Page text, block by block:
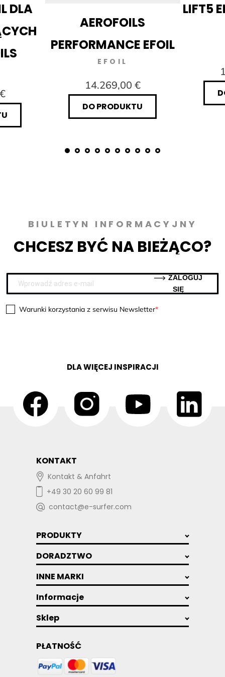
DLA
AEROFOILS
PERFORMANCE EFOIL
EFOIL
14.269,00 €
DO PRODUKTU
LIFT5
BIULETYN INFORMACYJNY
CHCESZ BYĆ NA BIEŻĄCO?
Warunki korzystania z serwisu Newsletter
SIĘ
DLA WIĘCEJ INSPIRACJI
KONTAKT
Kontakt & Anfahrt
+49 30 20 60 99 81
contact@e-surfer.com
PRODUKTY
DORADZTWO
INNE MARKI
Informacje
Sklep
PŁATNOŚĆ